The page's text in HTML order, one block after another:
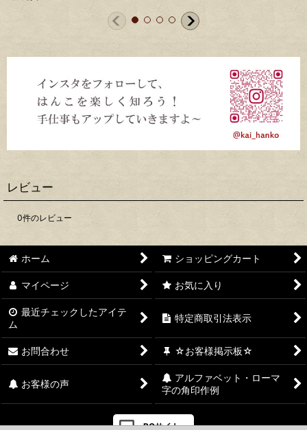
レビュー
0件のレビュー
ホーム ショッピングカート
マイページ お気に入り
最近チェックしたアイテ
ム
特定商取引法表示
お問合わせ ☆お客様掲示板☆
お客様の声
アルファベット・ローマ
字の角印作例
PCサイト